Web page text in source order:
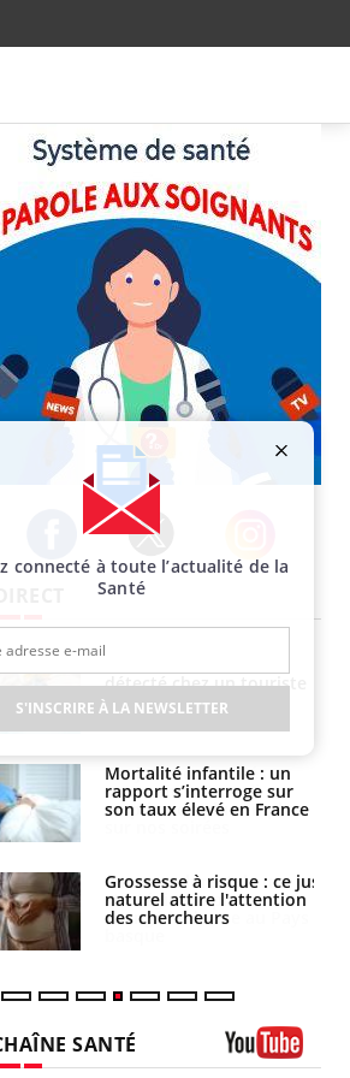
Facebook Twitter Instagram
écrans en vacances ?
Toujours connectés :
comment le travail
empiète de plus en plus
Cancer colorectal : une
stratégie simple aurait
changé la donne au Pays
SANTÉ
connecté à toute l’actualité de la
Santé
S'INSCRIRE À LA NEWSLETTER